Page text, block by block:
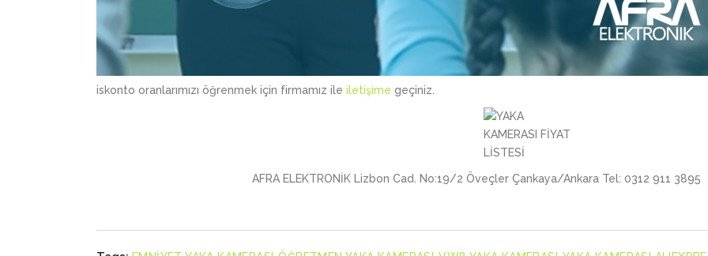
iskonto oranlarımızı öğrenmek için firmamız ile iletişime geçiniz.
AFRA ELEKTRONİK Lizbon Cad. No:19/2 Öveçler Çankaya/Ankara Tel: 0312 911